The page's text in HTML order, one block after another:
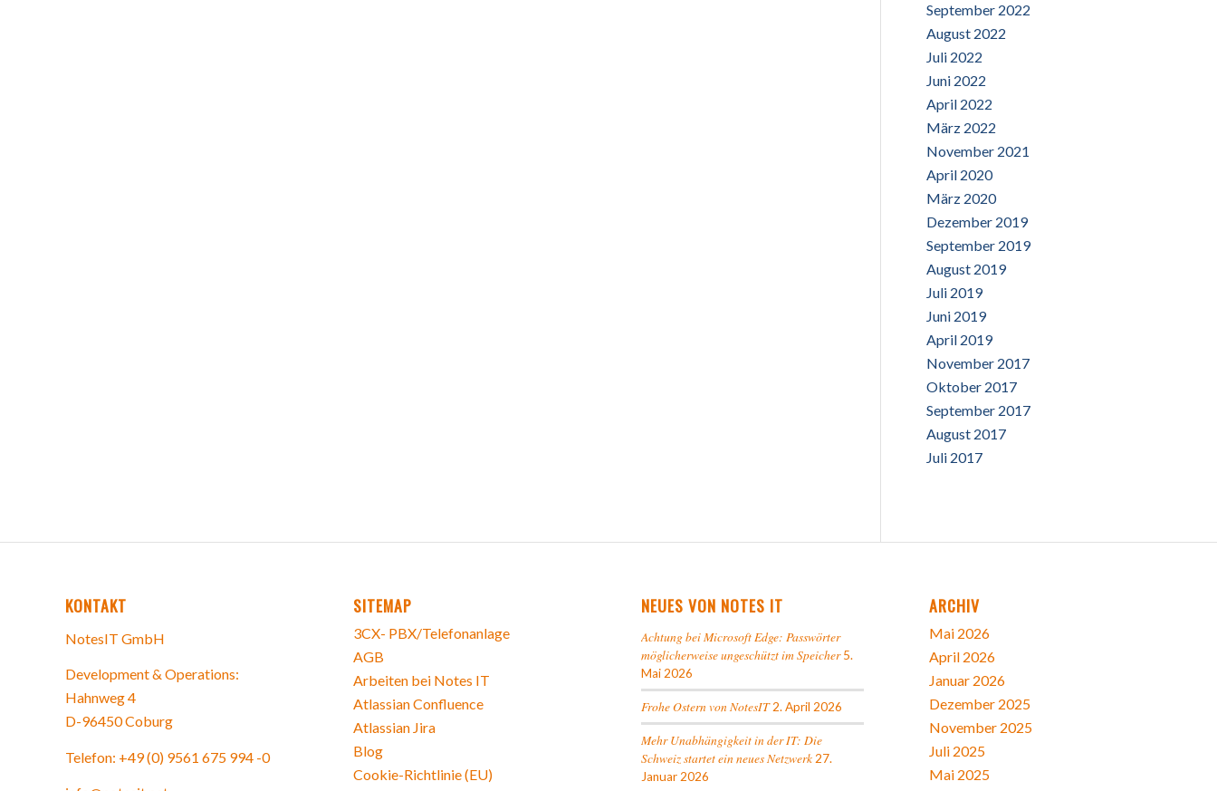
September 2022
August 2022
Juli 2022
Juni 2022
April 2022
März 2022
November 2021
April 2020
März 2020
Dezember 2019
September 2019
August 2019
Juli 2019
Juni 2019
April 2019
November 2017
Oktober 2017
September 2017
August 2017
Juli 2017
KONTAKT
NotesIT GmbH
Development & Operations:
Hahnweg 4
D-96450 Coburg
Telefon: +49 (0) 9561 675 994 -0
SITEMAP
3CX- PBX/Telefonanlage
AGB
Arbeiten bei Notes IT
Atlassian Confluence
Atlassian Jira
Blog
Cookie-Richtlinie (EU)
NEUES VON NOTES IT
Achtung bei Microsoft Edge: Passwörter
möglicherweise ungeschützt im Speicher 5.
Mai 2026
Frohe Ostern von NotesIT 2. April 2026
Mehr Unabhängigkeit in der IT: Die
Schweiz startet ein neues Netzwerk 27.
Januar 2026
ARCHIV
Mai 2026
April 2026
Januar 2026
Dezember 2025
November 2025
Juli 2025
Mai 2025